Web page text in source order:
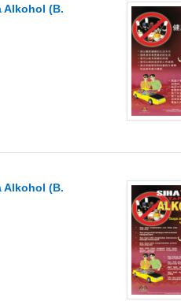
Alkohol (B.
Alkohol (B.